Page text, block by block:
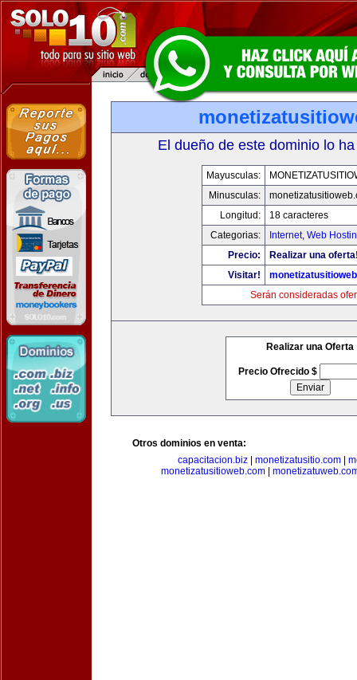
El dueño de este dominio lo
Mayusculas:
Minusculas:
Longitud:
18 caracteres
Categorias:
Internet, Web
Precio:
Realizar una
Visitar!
Serán consideradas
Realizar una Oferta
Precio Ofrecido $
Otros dominios en venta:
capacitacion.biz| monetizatusitio.com|
monetizatusitioweb.com